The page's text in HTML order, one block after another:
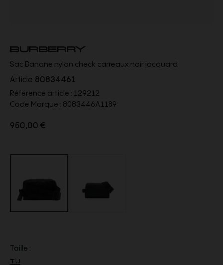
BURBERRY
Sac Banane nylon check carreaux noir jacquard
Article 80834461
Référence article : 129212
Code Marque : 8083446A1189
950,00 €
Taille :
TU